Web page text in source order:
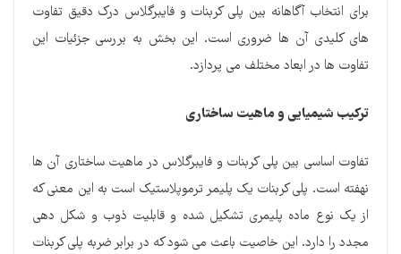
برای انتخاب آگاهانه بین پلی کربنات و فایبرگلاس درک دقیق تفاوت
های کلیدی آن ها ضروری است. این بخش به بررسی جزئیات این
تفاوت ها در ابعاد مختلف می پردازد.
ترکیب شیمیایی و ماهیت ساختاری
تفاوت اساسی بین پلی کربنات و فایبرگلاس در ماهیت ساختاری آن ها
نهفته است. پلی کربنات یک پلیمر ترموپلاستیک است به این معنی که
از یک نوع ماده پلیمری تشکیل شده و قابلیت ذوب و شکل دهی
مجدد را دارد. این خاصیت باعث می شود که در برابر ضربه پلی کربنات